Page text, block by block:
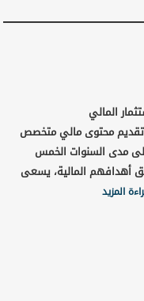
المالي
تقديم محتوى مالي متخصص
على مدى السنوات الخمس
أهدافهم المالية، يسعى
المزيد